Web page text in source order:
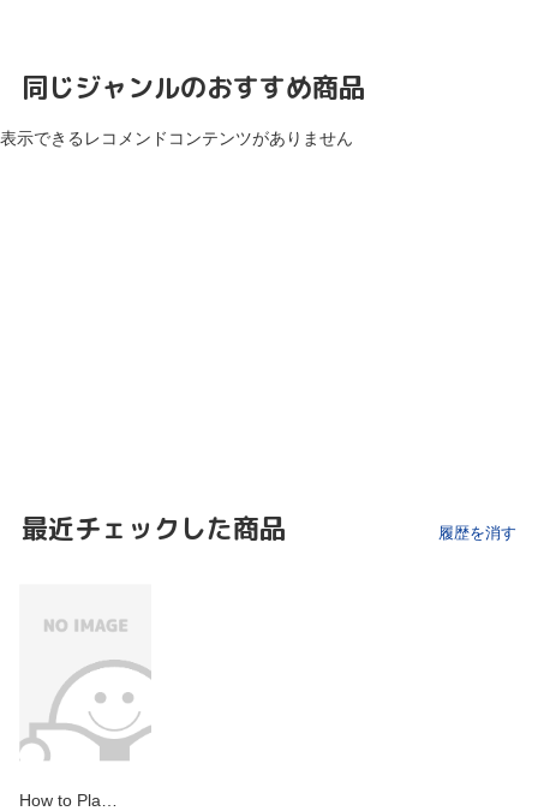
同じジャンルのおすすめ商品
表示できるレコメンドコンテンツがありません
最近チェックした商品 履歴を消す
How to Pla…